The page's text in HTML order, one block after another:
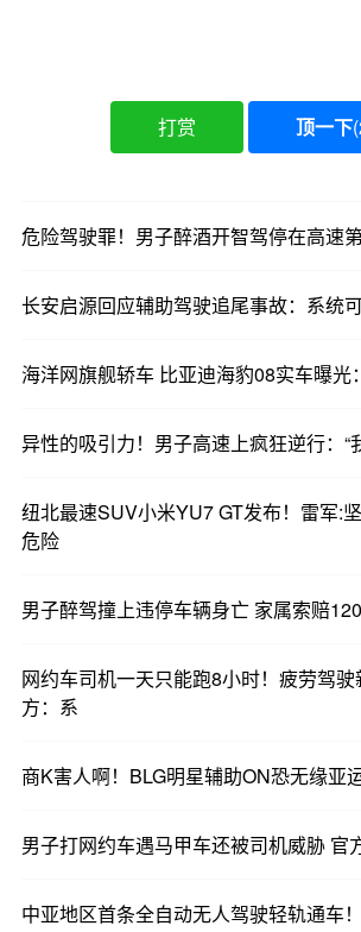
辅助性功能，功能开启之后，驾驶
路面状况、手握方向盘，遇到突发
间人为接管车辆。
在参与事故研讨的行业专家看来，
的宣传过热、用户认知错位、安全
不少普通车主被智能领航、全速域
驾驶就能彻底解放双手，把全车人
但截至目前全球范围内都没有达到
是辅助，驾驶员才永远是车辆行驶
打赏 顶一下(
危险驾驶罪！男子醉酒开智驾停在高速
长安启源回应辅助驾驶追尾事故：系统
海洋网旗舰轿车 比亚迪海豹08实车曝光
异性的吸引力！男子高速上疯狂逆行：“
纽北最速SUV小米YU7 GT发布！雷军:
危险
男子醉驾撞上违停车辆身亡 家属索赔
网约车司机一天只能跑8小时！疲劳驾
方：系
商K害人啊！BLG明星辅助ON恐无缘亚
男子打网约车遇马甲车还被司机威胁 官
中亚地区首条全自动无人驾驶轻轨通车